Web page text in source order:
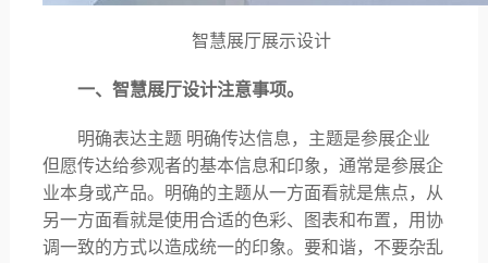
智慧展厅展示设计
一、智慧展厅设计注意事项。
明确表达主题 明确传达信息，主题是参展企业
但愿传达给参观者的基本信息和印象，通常是参展企
业本身或产品。明确的主题从一方面看就是焦点，从
另一方面看就是使用合适的色彩、图表和布置，用协
调一致的方式以造成统一的印象。要和谐，不要杂乱